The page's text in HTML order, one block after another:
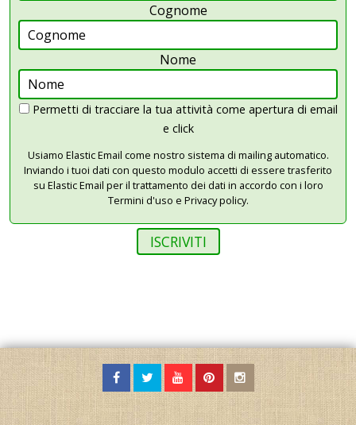
Cognome
Nome
Permetti di tracciare la tua attività come apertura di email
e click
Usiamo Elastic Email come nostro sistema di mailing automatico.
Inviando i tuoi dati con questo modulo accetti di essere trasferito
su Elastic Email per il trattamento dei dati in accordo con i loro
Termini d'uso e Privacy policy.